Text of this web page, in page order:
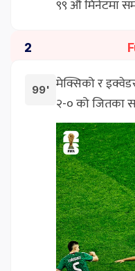
९९ औं मिनेटमा
2
99' मेक्सिको र
२-० को जितका